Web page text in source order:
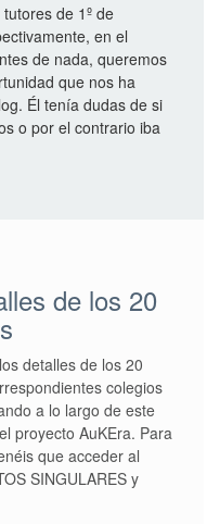
de 1º de
en el
de nada, queremos
que nos ha
Él tenía dudas de si
o por el contrario iba
de los 20
detalles de los 20
colegios
a lo largo de este
proyecto AuKEra. Para
que acceder al
SINGULARES y